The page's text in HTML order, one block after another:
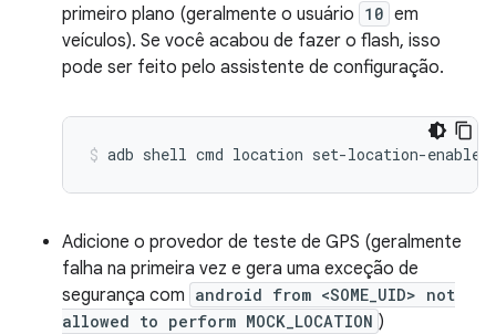
primeiro plano (geralmente o usuário 10 em
veículos). Se você acabou de fazer o flash, isso
pode ser feito pelo assistente de configuração.
adb shell cmd location set-location-enabled
Adicione o provedor de teste de GPS (geralmente
falha na primeira vez e gera uma exceção de
segurança com android from <SOME_UID> not
allowed to perform MOCK_LOCATION )